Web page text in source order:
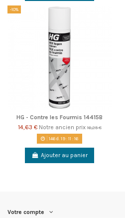
-10%
HG - Contre les Fourmis 14415B
14,63 € Notre ancien prix16,25 €
146d. 19:11 :16
Ajouter au panier
Votre compte